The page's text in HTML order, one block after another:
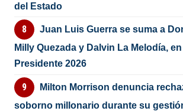
del Estado
Juan Luis Guerra se suma a
Milly Quezada y Dalvin La Melodía,
Presidente 2026
Milton Morrison denuncia
soborno millonario durante su